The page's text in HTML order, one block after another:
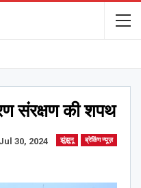
संरक्षण की शपथ
झुंझुनू ब्रेकिंग न्यूज़
30, 2024